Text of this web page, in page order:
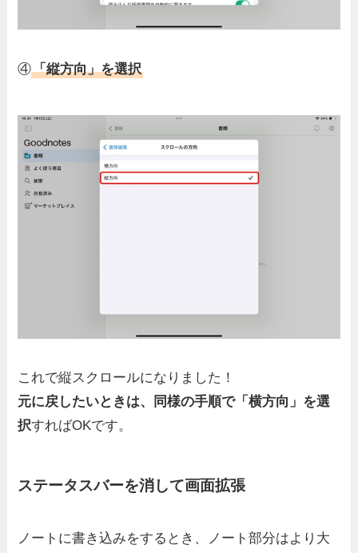
④「縦方向」を選択
これで縦スクロールになりました！
元に戻したいときは、同様の手順で「横方向」を選
択すればOKです。
ステータスバーを消して画面拡張
ノートに書き込みをするとき、ノート部分はより大